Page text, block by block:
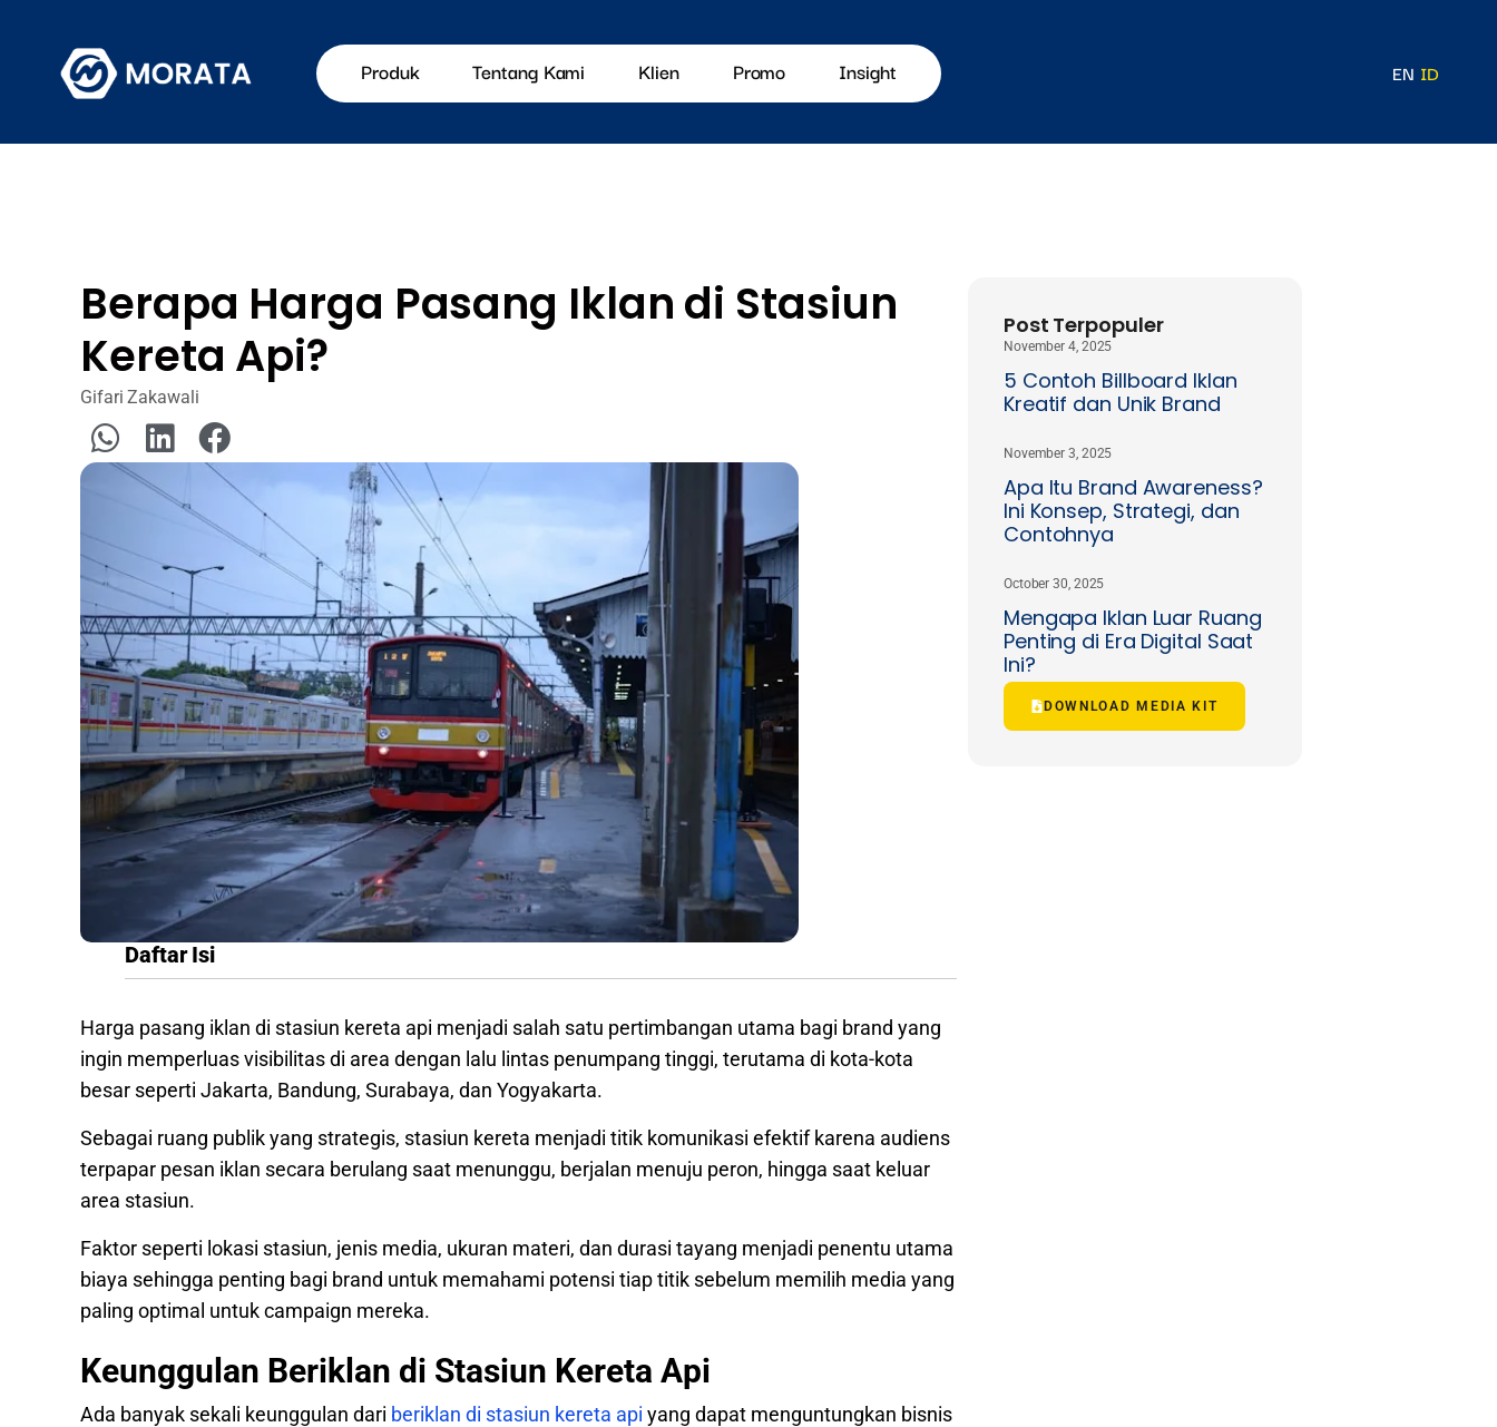
Produk Tentang Kami Klien Promo Insight EN ID
Berapa Harga Pasang Iklan di Stasiun
Kereta Api?
Gifari Zakawali
Daftar Isi
Harga pasang iklan di stasiun kereta api menjadi salah satu pertimbangan utama bagi brand yang
ingin memperluas visibilitas di area dengan lalu lintas penumpang tinggi, terutama di kota-kota
besar seperti Jakarta, Bandung, Surabaya, dan Yogyakarta.
Sebagai ruang publik yang strategis, stasiun kereta menjadi titik komunikasi efektif karena audiens
terpapar pesan iklan secara berulang saat menunggu, berjalan menuju peron, hingga saat keluar
area stasiun.
Faktor seperti lokasi stasiun, jenis media, ukuran materi, dan durasi tayang menjadi penentu utama
biaya sehingga penting bagi brand untuk memahami potensi tiap titik sebelum memilih media yang
paling optimal untuk campaign mereka.
Keunggulan Beriklan di Stasiun Kereta Api
Ada banyak sekali keunggulan dari beriklan di stasiun kereta api yang dapat menguntungkan bisnis
Post Terpopuler
5 Contoh Billboard Iklan
Kreatif dan Unik Brand
November 4, 2025
Apa Itu Brand Awareness?
Ini Konsep, Strategi, dan
Contohnya
November 3, 2025
Mengapa Iklan Luar Ruang
Penting di Era Digital Saat
Ini?
October 30, 2025
DOWNLOAD MEDIA KIT